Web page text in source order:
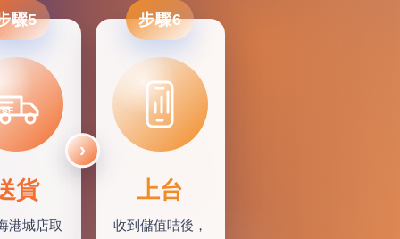
驟5
SF
貨
港城店取
步驟6
上台
收到儲值咭後，